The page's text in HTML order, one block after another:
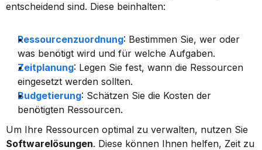
entscheidend sind. Diese beinhalten:
Ressourcenzuordnung: Bestimmen Sie, wer oder
was benötigt wird und für welche Aufgaben.
Zeitplanung: Legen Sie fest, wann die Ressourcen
eingesetzt werden sollten.
Budgetierung: Schätzen Sie die Kosten der
benötigten Ressourcen.
Softwarelösungen. Diese können Ihnen helfen, Zeit zu